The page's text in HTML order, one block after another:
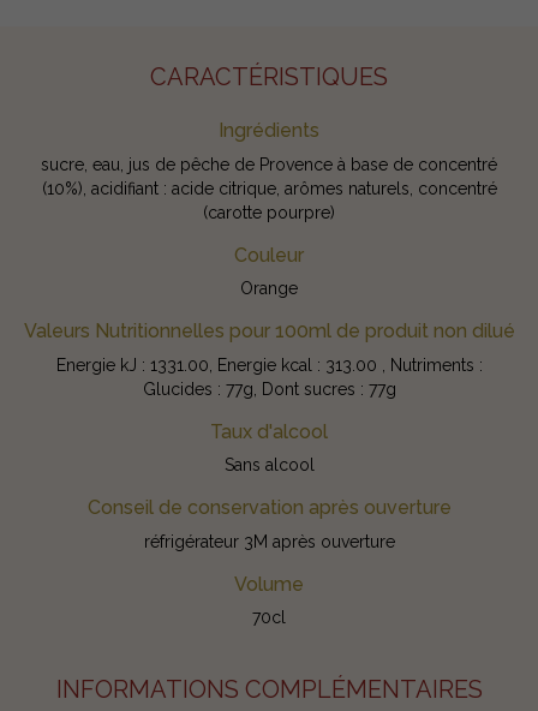
CARACTÉRISTIQUES
Ingrédients
sucre, eau, jus de pêche de Provence à base de concentré
(10%), acidifiant : acide citrique, arômes naturels, concentré
(carotte pourpre)
Couleur
Orange
Valeurs Nutritionnelles pour 100ml de produit non dilué
Energie kJ : 1331.00, Energie kcal : 313.00 , Nutriments :
Glucides : 77g, Dont sucres : 77g
Taux d'alcool
Sans alcool
Conseil de conservation après ouverture
réfrigérateur 3M après ouverture
Volume
70cl
INFORMATIONS COMPLÉMENTAIRES